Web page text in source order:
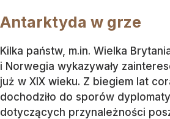
Antarktyda w grze
Kilka państw, m.in. Wielka
i Norwegia wykazywały
już w XIX wieku. Z biegiem lat
dochodziło do sporów
dotyczących przynależności